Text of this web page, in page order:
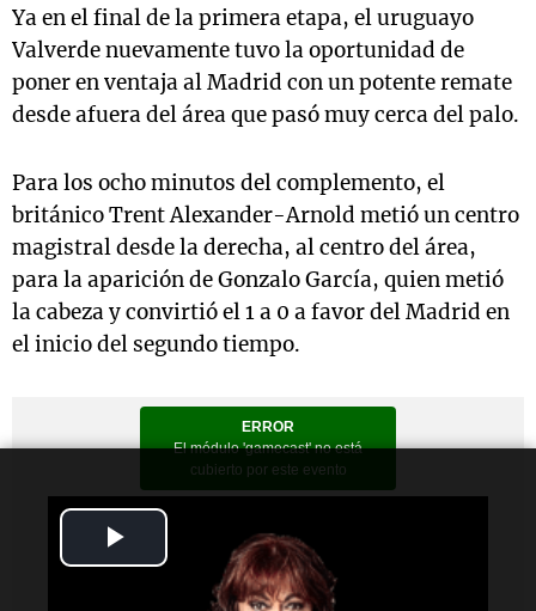
Video
Ya en el final de la primera etapa, el uruguayo
Valverde nuevamente tuvo la oportunidad de
poner en ventaja al Madrid con un potente remate
desde afuera del área que pasó muy cerca del palo.
Para los ocho minutos del complemento, el
británico Trent Alexander-Arnold metió un centro
magistral desde la derecha, al centro del área,
para la aparición de Gonzalo García, quien metió
la cabeza y convirtió el 1 a 0 a favor del Madrid en
el inicio del segundo tiempo.